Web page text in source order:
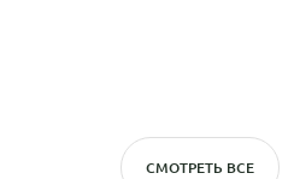
СМОТРЕТЬ ВСЕ